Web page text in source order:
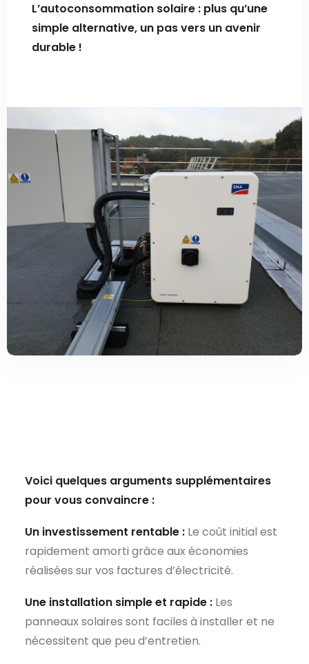
L’autoconsommation solaire : plus qu’une
simple alternative, un pas vers un avenir
durable !
Voici quelques arguments supplémentaires
pour vous convaincre :
Un investissement rentable : Le coût initial est
rapidement amorti grâce aux économies
réalisées sur vos factures d’électricité.
Une installation simple et rapide : Les
panneaux solaires sont faciles à installer et ne
nécessitent que peu d’entretien.